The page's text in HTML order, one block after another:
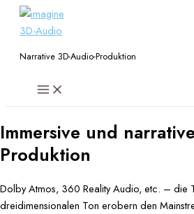
Zum
Inhalt
Narrative 3D-Audio-Produktion
Main
Menu
Immersive und
Produktion
Dolby Atmos, 360 Reality Audio, etc. – die
dreidimensionalen Ton erobern den